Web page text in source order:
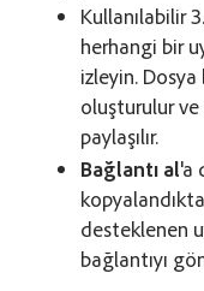
Kullanılabilir
herhangi bir
izleyin.
oluşturulur ve
paylaşılır.
Bağlantı al'a
desteklenen
bağlantıyı